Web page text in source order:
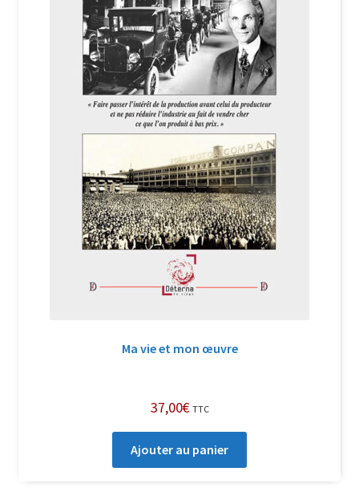
Login Customizer
Newsletter
Nous Contacter
Politique de confidentialité et cookies
Qui sommes-nous ?
Soutien à Philippe Randa
Suivi de la Commande
Ma vie et mon œuvre
37,00€ TTC
Ajouter au panier